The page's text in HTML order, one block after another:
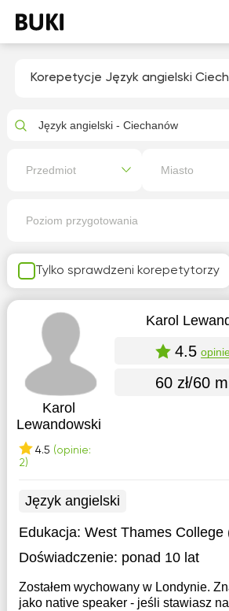
Korepetycje Język angielski
Tylko sprawdzeni korepetytorzy
Karol
Lewandowski
4.5 (opinie:
2)
Karol
4.5
60 zł/60
Język angielski
Edukacja: West Thames College
Doświadczenie: ponad 10 lat
Zostałem wychowany w Londynie.
jako native speaker - jeśli stawiasz
Język angielski - Ciechanów
Przedmiot Miasto
Poziom przygotowania